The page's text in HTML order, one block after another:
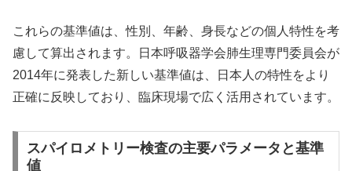
これらの基準値は、性別、年齢、身長などの個人特性を考
慮して算出されます。日本呼吸器学会肺生理専門委員会が
2014年に発表した新しい基準値は、日本人の特性をより
正確に反映しており、臨床現場で広く活用されています。
スパイロメトリー検査の主要パラメータと基準
値